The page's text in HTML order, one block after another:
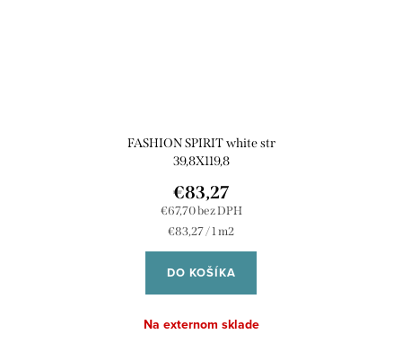
FASHION SPIRIT white str
39,8X119,8
€67,70 bez DPH
€83,27
Jednotková
cena:
€83,27 / 1 m2
DO KOŠÍKA
Na externom sklade